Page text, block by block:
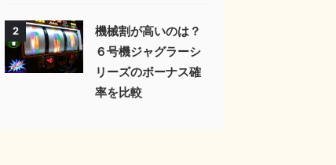
2
機械割が高いのは？
６号機ジャグラーシ
リーズのボーナス確
率を比較